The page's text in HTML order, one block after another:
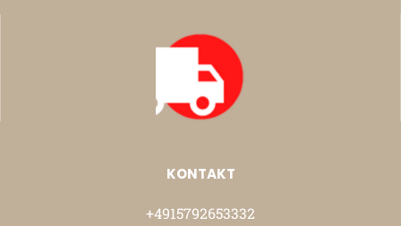
KONTAKT
+4915792653332